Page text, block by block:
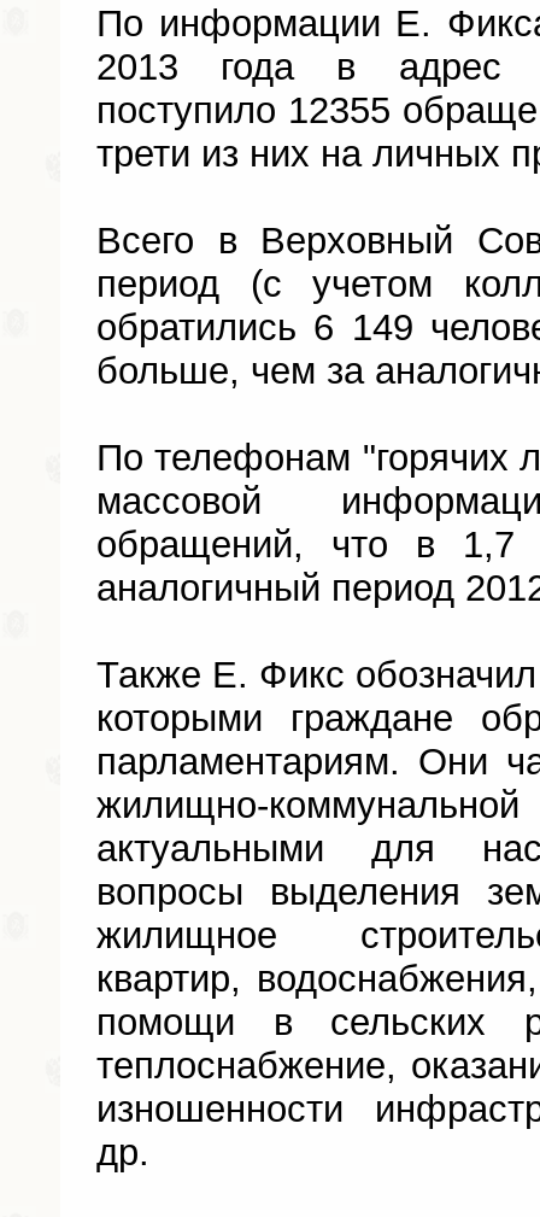
По информации Е.
2013 года в адрес
поступило 12355
трети из них на личных
Всего в Верховный
период (с учетом
обратились 6 149
больше, чем за
По телефонам "горячих
массовой
обращений, что в
аналогичный период
Также Е. Фикс
которыми граждане
парламентариям. Они
жилищно-
актуальными для
вопросы выделения
жилищное
квартир,
помощи в сельских
теплоснабжение,
изношенности
др.